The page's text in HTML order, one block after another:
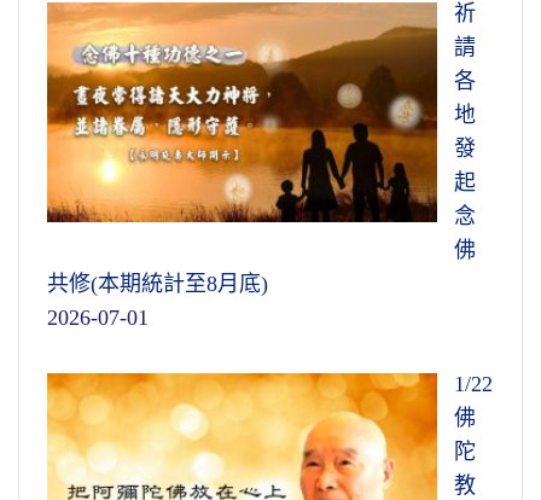
祈
請
各
地
發
起
念
佛
共修(本期統計至8月底)
2026-07-01
1/22
佛
陀
教